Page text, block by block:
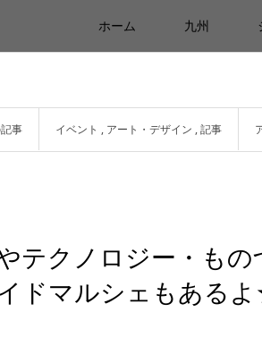
ホーム 九州
事 イベント , アート・デザイン ,記事
テクノロジー・も
ドマルシェもある